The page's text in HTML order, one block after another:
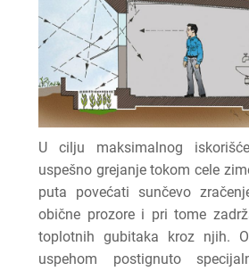
U cilju maksimalnog
uspešno grejanje tokom cele
puta povećati sunčevo
obične prozore i pri tome
toplotnih gubitaka kroz njih.
uspehom postignuto